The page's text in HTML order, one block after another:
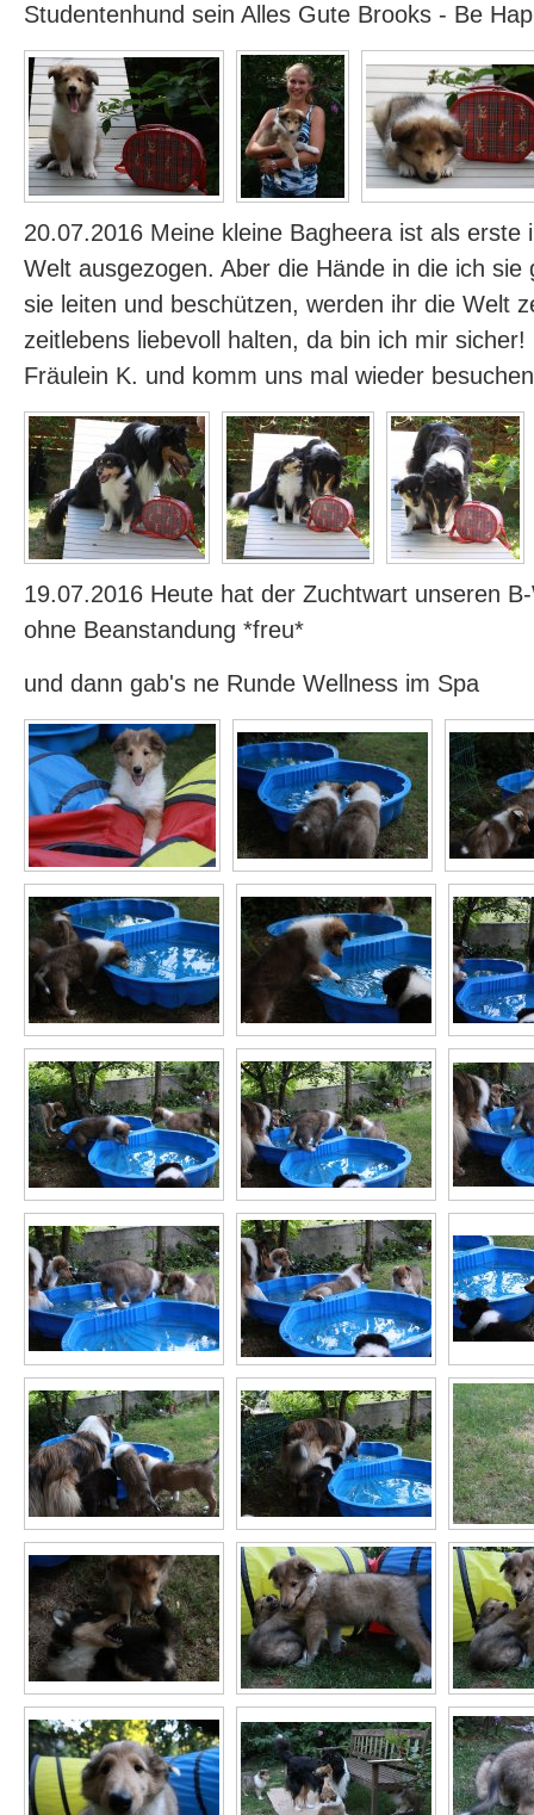
Studentenhund sein Alles Gute Brooks - Be
20.07.2016 Meine kleine Bagheera ist als erste
Welt ausgezogen. Aber die Hände in die ich sie
sie leiten und beschützen, werden ihr die Welt
zeitlebens liebevoll halten, da bin ich mir
Fräulein K. und komm uns mal wieder
19.07.2016 Heute hat der Zuchtwart unseren
ohne Beanstandung *freu*
und dann gab's ne Runde Wellness im Spa